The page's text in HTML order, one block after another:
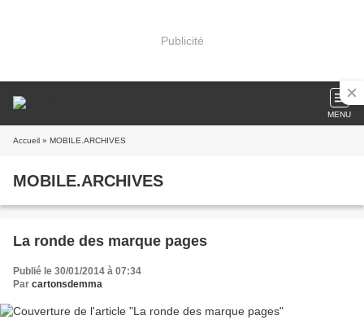
Publicité
MENU
Accueil » MOBILE.ARCHIVES
MOBILE.ARCHIVES
La ronde des marque pages
Publié le 30/01/2014 à 07:34
Par cartonsdemma